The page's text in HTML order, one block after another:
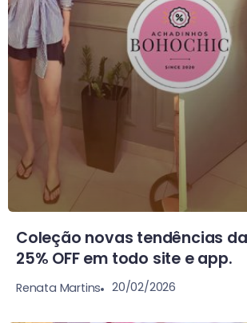
Coleção novas tendências
25% OFF em todo site e app.
Renata Martins 20/02/2026